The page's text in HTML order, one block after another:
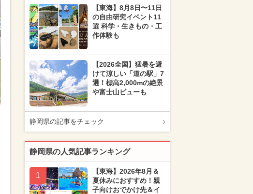
【東海】8月8日〜11日
の自由研究イベント11
選 科学・生きもの・工
作体験も
【2026全国】猛暑を避
けて涼しい「道の駅」7
選！標高2,000mの絶景
や富士山ビューも
静岡県の記事をチェック
静岡県の人気記事ランキング
1
【東海】2026年8月＆
夏休みにおすすめ！親
子向けおでかけ先＆イ